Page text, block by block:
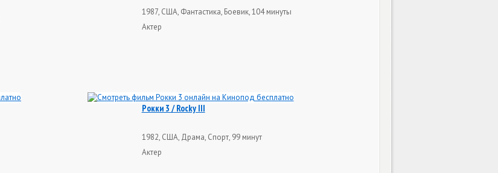
1987, США, Фантастика, Боевик, 104 минуты
Актер
Рокки 3 / Rocky III
1982, США, Драма, Спорт, 99 минут
Актер